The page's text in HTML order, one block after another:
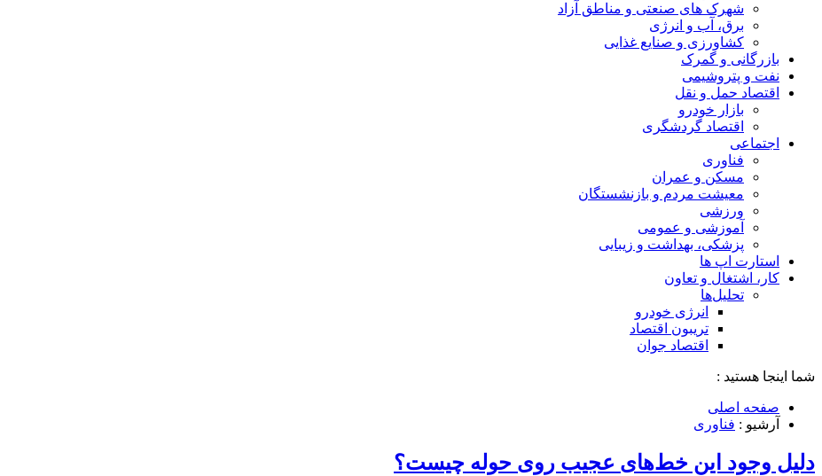
شهرک های صنعتی و مناطق آزاد
برق، آب و انرژی
کشاورزی و صنایع غذایی
بازرگانی و گمرک
نفت و پتروشیمی
اقتصاد حمل و نقل
بازار خودرو
اقتصاد گردشگری
اجتماعی
فناوری
مسکن و عمران
معیشت مردم و بازنشستگان
ورزشی
آموزشی و عمومی
پزشکی، بهداشت و زیبایی
استارت اپ ها
کار، اشتغال و تعاون
تحلیل‌ها
انرژی خودرو
تریبون اقتصاد
اقتصاد جوان
شما اینجا هستید :
صفحه اصلی
آرشیو : فناوری
دلیل وجود این خط‌های عجیب روی حوله‌ چیست؟